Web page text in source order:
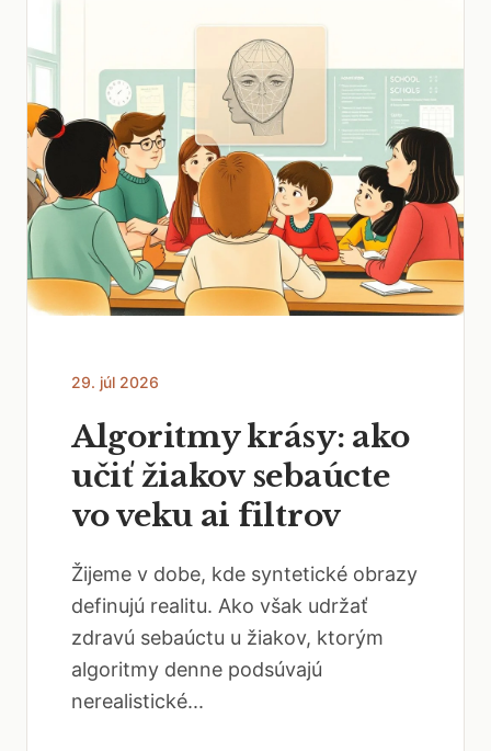
29. júl 2026
Algoritmy krásy: ako
učiť žiakov sebaúcte
vo veku ai filtrov
Žijeme v dobe, kde syntetické obrazy
definujú realitu. Ako však udržať
zdravú sebaúctu u žiakov, ktorým
algoritmy denne podsúvajú
nerealistické...